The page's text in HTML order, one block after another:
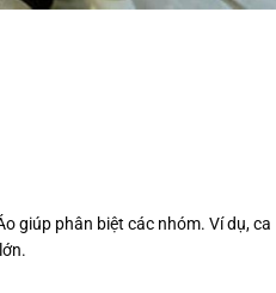
giúp phân biệt các nhóm. Ví dụ, ca